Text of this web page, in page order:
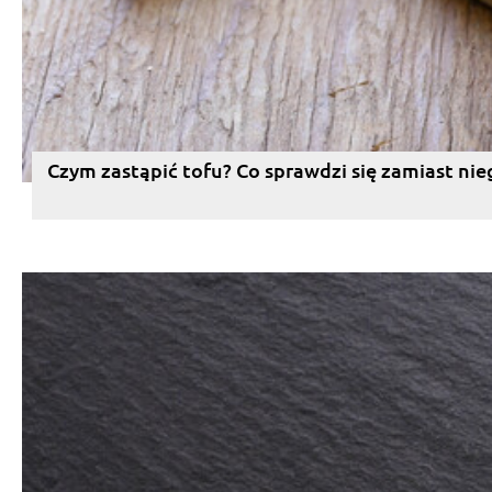
Czym zastąpić tofu? Co sprawdzi się zamiast